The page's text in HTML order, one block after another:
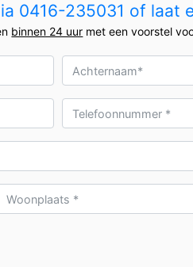
0416-235031 of laat
binnen 24 uur met een voorstel